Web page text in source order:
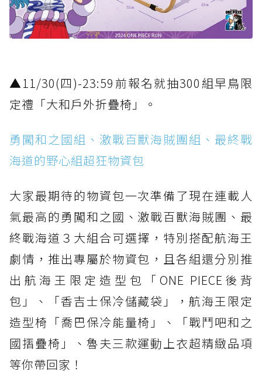
▲11/30(四)-23:59前報名就抽300組早鳥限
定禮「大和戶外折疊椅」。
勇闖和之國組、激戰百獸海賊團組、最終戰
海道的野心組超狂物資包
大家最期待的物資包一次準備了現在連載人
氣最高的勇闖和之國、激戰百獸海賊團、最
終戰海道３大組合可選擇，特別搭配航海王
劇情，推出專屬於物資包，且各組還分別推
出航海王限定造型包「ONE PIECE後背
包」、「香吉士保冷儲藏袋」，航海王限定
造型椅「喬巴保冷能量椅」、「戰鬥吧和之
國摺疊椅」、魯夫三款運動上衣超精緻品項
等你帶回家！